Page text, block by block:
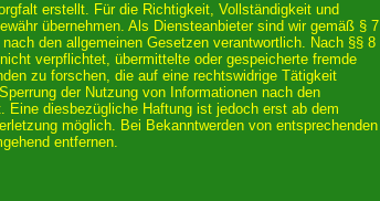
erstellt. Für die Richtigkeit, Vollständigkeit und
übernehmen. Als Diensteanbieter sind wir gemäß § 7
den allgemeinen Gesetzen verantwortlich. Nach §§ 8
verpflichtet, übermittelte oder gespeicherte fremde
zu forschen, die auf eine rechtswidrige Tätigkeit
der Nutzung von Informationen nach den
Eine diesbezügliche Haftung ist jedoch erst ab dem
möglich. Bei Bekanntwerden von entsprechenden
entfernen.